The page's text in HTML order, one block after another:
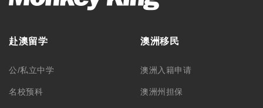
赴澳留学
公/私立中学
名校预科
澳洲移民
澳洲入籍申请
澳洲州担保